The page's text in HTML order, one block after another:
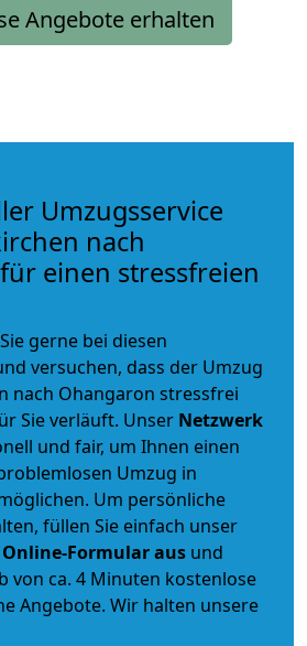
Angebote erhalten
Umzugsservice
nach
einen stressfreien
gerne bei diesen
versuchen, dass der Umzug
nach Ohangaron stressfrei
Sie verläuft. Unser Netzwerk
und fair, um Ihnen einen
Umzug in
Um persönliche
füllen Sie einfach unser
Formular aus und
von ca. 4 Minuten kostenlose
Angebote. Wir halten unsere